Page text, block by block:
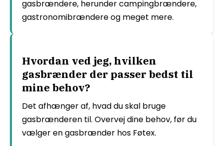
gasbrændere, herunder campingbrændere,
gastronomibrændere og meget mere.
Hvordan ved jeg, hvilken
gasbrænder der passer bedst til
mine behov?
Det afhænger af, hvad du skal bruge
gasbrænderen til. Overvej dine behov, før du
vælger en gasbrænder hos Føtex.